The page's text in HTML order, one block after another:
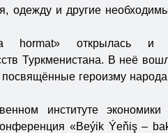
одежду и другие
hormat» открылась и
Туркменистана. В неё
посвящённые героизму
институте экономики
«Beýik Ýeňiş –